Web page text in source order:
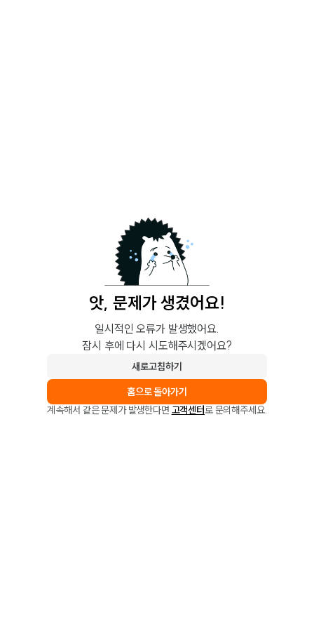
앗, 문제가 생겼어요!
일시적인 오류가 발생했어요.
잠시 후에 다시 시도해주시겠어요?
새로고침하기
홈으로 돌아가기
계속해서 같은 문제가 발생한다면 고객센터로 문의해주세요.